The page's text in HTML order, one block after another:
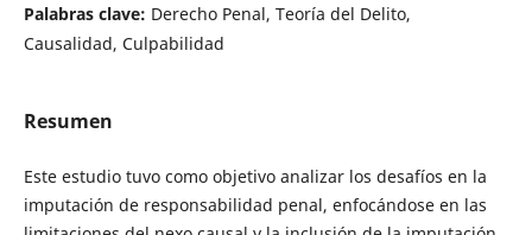
Palabras clave: Derecho Penal, Teoría del Delito,
Causalidad, Culpabilidad
Resumen
Este estudio tuvo como objetivo analizar los desafíos en la
imputación de responsabilidad penal, enfocándose en las